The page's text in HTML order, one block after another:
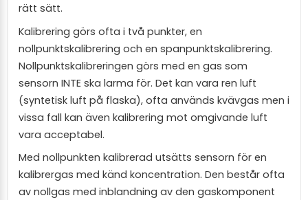
rätt sätt.
Kalibrering görs ofta i två punkter, en
nollpunktskalibrering och en spanpunktskalibrering.
Nollpunktskalibreringen görs med en gas som
sensorn INTE ska larma för. Det kan vara ren luft
(syntetisk luft på flaska), ofta används kvävgas men i
vissa fall kan även kalibrering mot omgivande luft
vara acceptabel.
Med nollpunkten kalibrerad utsätts sensorn för en
kalibrergas med känd koncentration. Den består ofta
av nollgas med inblandning av den gaskomponent